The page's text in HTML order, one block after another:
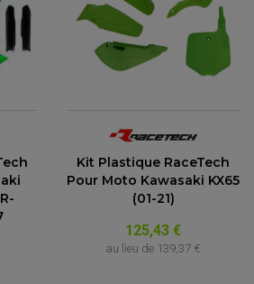
Kit Plastique RaceTech
Pour Moto Kawasaki KX65
(01-21)
125,43 €
au lieu de 139,37 €